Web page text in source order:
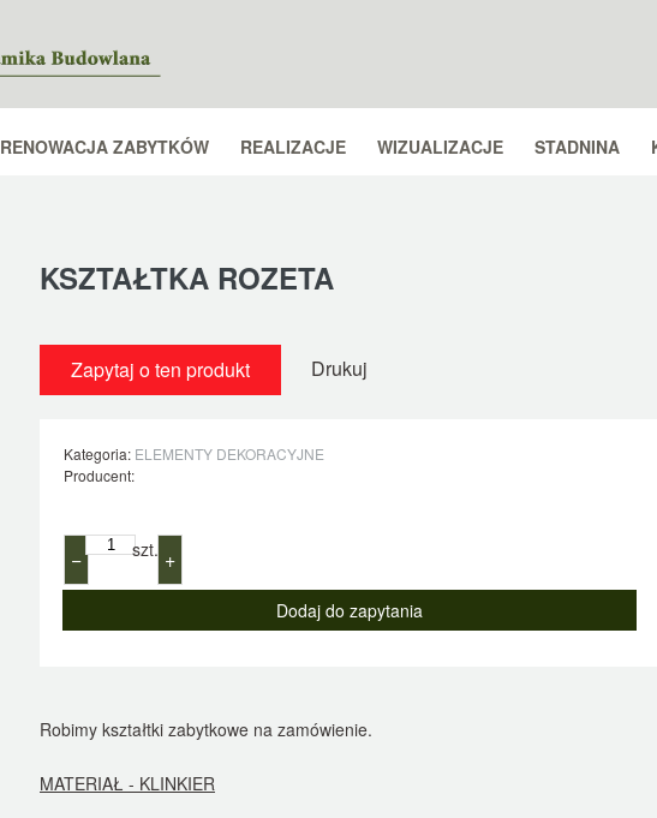
RENOWACJA ZABYTKÓW REALIZACJE WIZUALIZACJE STADNINA
KSZTAŁTKA ROZETA
Zapytaj o ten produkt Drukuj
Kategoria: ELEMENTY DEKORACYJNE
Producent:
− szt. +
Robimy kształtki zabytkowe na zamówienie.
MATERIAŁ - KLINKIER